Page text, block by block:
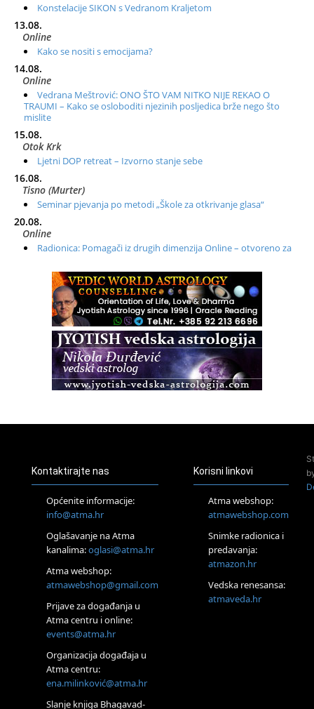
Konstelacije SIKON s Vedranom Kraljetom
13.08.
Online
Kako se nositi s emocijama?
14.08.
Online
Vedrana Meštrović: ONO ŠTO VAM NITKO NIJE REKAO O
TRAUMI – Kako se osloboditi njezinih posljedica brže nego što
mislite
15.08.
Otok Krk
Ljetni DOP retreat – Izvorno stanje sebe
16.08.
Tisno (Murter)
Seminar pjevanja po metodi „Škole za otkrivanje glasa“
20.08.
Online
Radionica: Pomagači iz drugih dimenzija Online – otvoreno za
Zagreb+Online
Osnovni ThetaHealing® tečaj, Zagreb i Online
Access BARS®, otpusti stres
Access Energetski Facelift®
Tečaj Višeg Vodstva, razvijanja intuicije i Akaša zapisa
25.08.
Upisi u program Profesionalni hipnoterapeut — nova
generacija kreće 25.08. 2026.
Online
Visoko
Alemka Dauskardt – Jednodnevna radionica sistemskih
konstelacija
HOD PO ŽERAVICI – Seminar koji mijenja tijelo, duh i um
SoulFest – Festival glazbe, mudrosti i zajedništva
Radoboj
Noćna šumska kupka
Kontaktirajte nas
Općenite informacije:
info@atma.hr
Oglašavanje na Atma
kanalima:oglasi@atma.hr
Atma webshop:
atmawebshop@gmail.com
Prijave za događanja u
Atma centru i online:
events@atma.hr
Organizacija događaja u
Atma centru:
ena.milinković@atma.hr
Slanje knjiga Bhagavad-
Korisni linkovi
Atma webshop:
atmawebshop.com
Snimke radionica i
predavanja:
atmazon.hr
Vedska renesansa:
atmaveda.hr